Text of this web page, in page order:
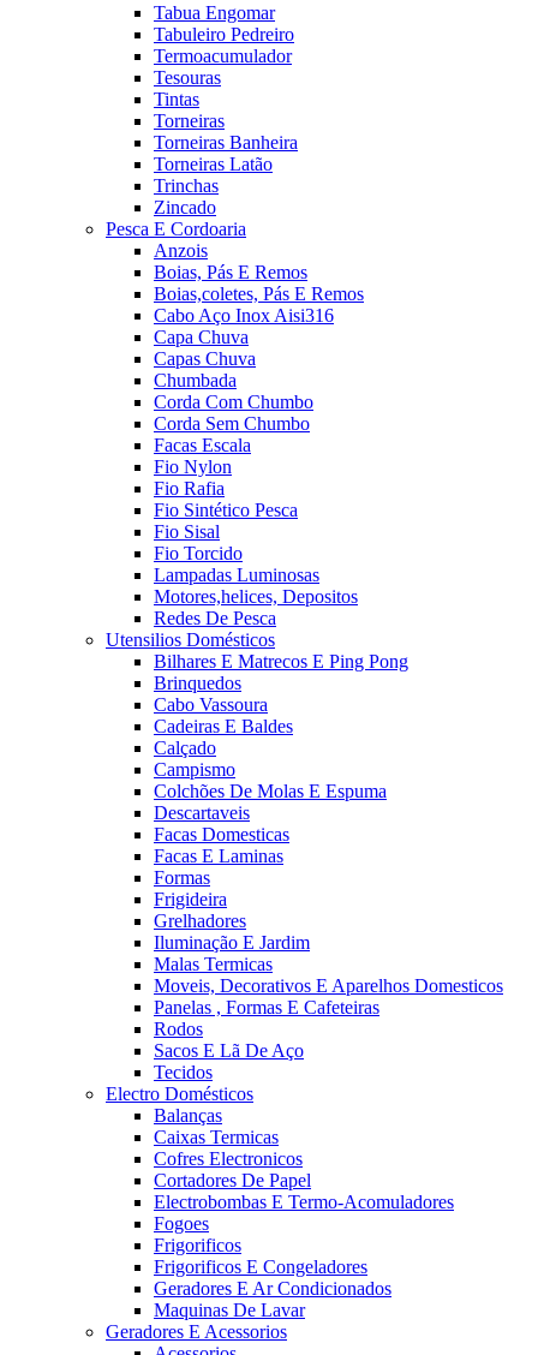
Tabua Engomar
Tabuleiro Pedreiro
Termoacumulador
Tesouras
Tintas
Torneiras
Torneiras Banheira
Torneiras Latão
Trinchas
Zincado
Pesca E Cordoaria
Anzois
Boias, Pás E Remos
Boias,coletes, Pás E Remos
Cabo Aço Inox Aisi316
Capa Chuva
Capas Chuva
Chumbada
Corda Com Chumbo
Corda Sem Chumbo
Facas Escala
Fio Nylon
Fio Rafia
Fio Sintético Pesca
Fio Sisal
Fio Torcido
Lampadas Luminosas
Motores,helices, Depositos
Redes De Pesca
Utensilios Domésticos
Bilhares E Matrecos E Ping Pong
Brinquedos
Cabo Vassoura
Cadeiras E Baldes
Calçado
Campismo
Colchões De Molas E Espuma
Descartaveis
Facas Domesticas
Facas E Laminas
Formas
Frigideira
Grelhadores
Iluminação E Jardim
Malas Termicas
Moveis, Decorativos E Aparelhos Domesticos
Panelas , Formas E Cafeteiras
Rodos
Sacos E Lã De Aço
Tecidos
Electro Domésticos
Balanças
Caixas Termicas
Cofres Electronicos
Cortadores De Papel
Electrobombas E Termo-Acomuladores
Fogoes
Frigorificos
Frigorificos E Congeladores
Geradores E Ar Condicionados
Maquinas De Lavar
Geradores E Acessorios